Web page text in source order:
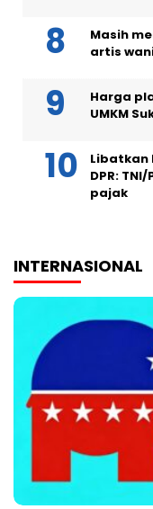
Masih
artis
Harga
UMKM
Libatkan
DPR:
pajak
INTERNASIONAL